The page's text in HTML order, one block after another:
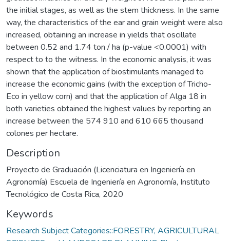
the initial stages, as well as the stem thickness. In the same
way, the characteristics of the ear and grain weight were also
increased, obtaining an increase in yields that oscillate
between 0.52 and 1.74 ton / ha (p-value <0.0001) with
respect to to the witness. In the economic analysis, it was
shown that the application of biostimulants managed to
increase the economic gains (with the exception of Tricho-
Eco in yellow corn) and that the application of Alga 18 in
both varieties obtained the highest values by reporting an
increase between the 574 910 and 610 665 thousand
colones per hectare.
Description
Proyecto de Graduación (Licenciatura en Ingeniería en
Agronomía) Escuela de Ingeniería en Agronomía, Instituto
Tecnológico de Costa Rica, 2020
Keywords
Research Subject Categories::FORESTRY, AGRICULTURAL